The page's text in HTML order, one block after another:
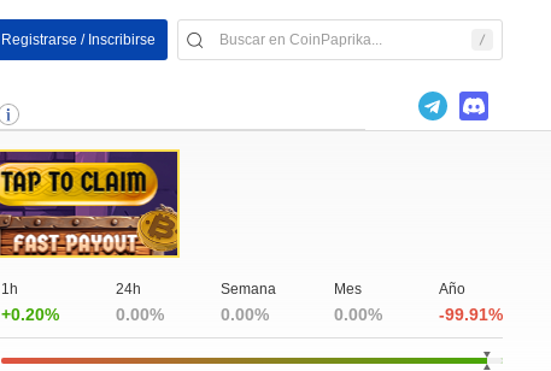
Registrarse / Inscribirse
1h
+0.20%
24h
0.00%
Semana
0.00%
Mes
0.00%
Año
-99.91%